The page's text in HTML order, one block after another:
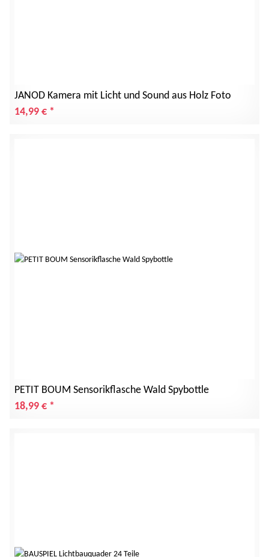
JANOD Kamera mit Licht und Sound aus Holz Foto
14,99 € *
PETIT BOUM Sensorikflasche Wald Spybottle
18,99 € *